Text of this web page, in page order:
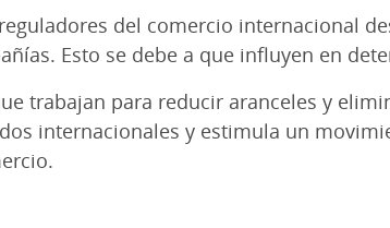
del comercio internacional
Esto se debe a que influyen en
trabajan para reducir aranceles y
internacionales y estimula un